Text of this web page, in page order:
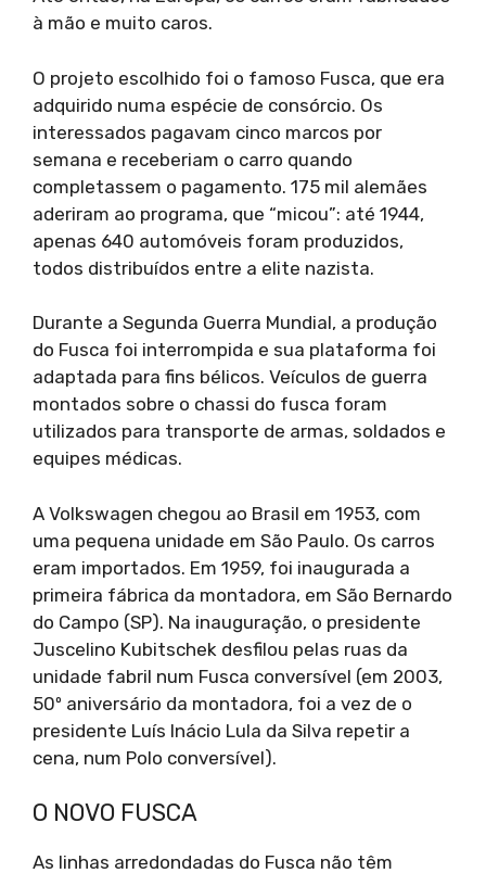
à mão e muito caros.
O projeto escolhido foi o famoso Fusca, que era
adquirido numa espécie de consórcio. Os
interessados pagavam cinco marcos por
semana e receberiam o carro quando
completassem o pagamento. 175 mil alemães
aderiram ao programa, que “micou”: até 1944,
apenas 640 automóveis foram produzidos,
todos distribuídos entre a elite nazista.
Durante a Segunda Guerra Mundial, a produção
do Fusca foi interrompida e sua plataforma foi
adaptada para fins bélicos. Veículos de guerra
montados sobre o chassi do fusca foram
utilizados para transporte de armas, soldados e
equipes médicas.
A Volkswagen chegou ao Brasil em 1953, com
uma pequena unidade em São Paulo. Os carros
eram importados. Em 1959, foi inaugurada a
primeira fábrica da montadora, em São Bernardo
do Campo (SP). Na inauguração, o presidente
Juscelino Kubitschek desfilou pelas ruas da
unidade fabril num Fusca conversível (em 2003,
50º aniversário da montadora, foi a vez de o
presidente Luís Inácio Lula da Silva repetir a
cena, num Polo conversível).
O NOVO FUSCA
As linhas arredondadas do Fusca não têm